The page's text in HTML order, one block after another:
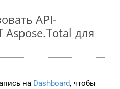
API-
Aspose.Total для
на Dashboard, чтобы